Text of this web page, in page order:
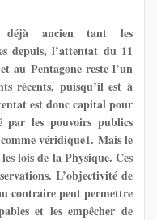
déjà ancien tant les
depuis, l’attentat du 11
au Pentagone reste l’un
récents, puisqu’il est à
est donc capital pour
par les pouvoirs publics
véridique1. Mais le
lois de la Physique. Ces
L’objectivité de
contraire peut permettre
et les empêcher de